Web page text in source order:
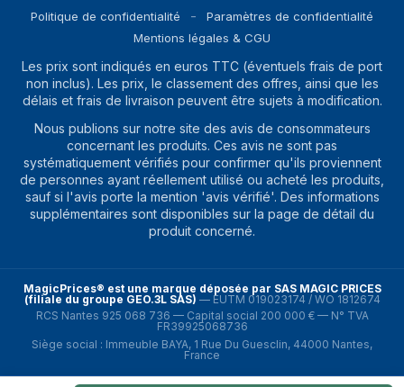
Politique de confidentialité
Paramètres de confidentialité
Mentions légales & CGU
Les prix sont indiqués en euros TTC (éventuels frais de port
non inclus). Les prix, le classement des offres, ainsi que les
délais et frais de livraison peuvent être sujets à modification.
Nous publions sur notre site des avis de consommateurs
concernant les produits. Ces avis ne sont pas
systématiquement vérifiés pour confirmer qu'ils proviennent
de personnes ayant réellement utilisé ou acheté les produits,
sauf si l'avis porte la mention 'avis vérifié'. Des informations
supplémentaires sont disponibles sur la page de détail du
produit concerné.
MagicPrices® est une marque déposée par SAS MAGIC PRICES
(filiale du groupe GEO.3L SAS) — EUTM 019023174 / WO 1812674
RCS Nantes 925 068 736 — Capital social 200 000 € — N° TVA
FR39925068736
Siège social : Immeuble BAYA, 1 Rue Du Guesclin, 44000 Nantes,
France